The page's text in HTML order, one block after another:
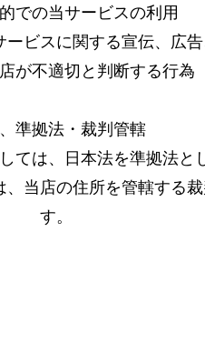
での当サービスの利用
ービスに関する宣伝、広
が不適切と判断する行為
準拠法・裁判管轄
ては、日本法を準拠法と
当店の住所を管轄する
す。